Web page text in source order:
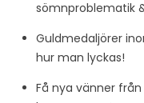
sömnproblematik
Guldmedaljörer
hur man lyckas!
Få nya vänner